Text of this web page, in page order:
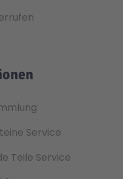
Service
Teile Service